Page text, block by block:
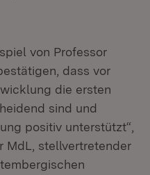
von Professor
dass vor
die ersten
sind und
positiv unterstützt“,
MdL, stellvertretender